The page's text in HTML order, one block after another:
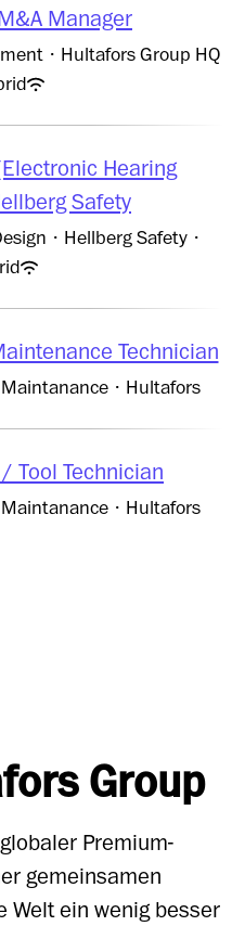
Manager
· Hultafors Group HQ
Hearing
Safety
· Hellberg Safety ·
Technician
· Hultafors
Tool Technician
· Hultafors
Group
Premium-
gemeinsamen
Welt ein wenig besser